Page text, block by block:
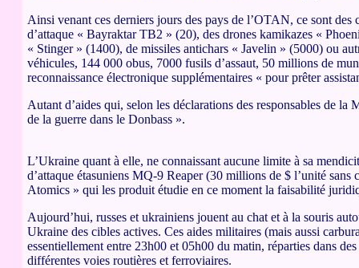
Ainsi venant ces derniers jours des pays de l’OTAN, ce sont
d’attaque « Bayraktar TB2 » (20), des drones kamikazes «
« Stinger » (1400), de missiles antichars « Javelin » (5000) ou
véhicules, 144 000 obus, 7000 fusils d’assaut, 50 millions de
reconnaissance électronique supplémentaires « pour prêter
Autant d’aides qui, selon les déclarations des responsables de
de la guerre dans le Donbass ».
L’Ukraine quant à elle, ne connaissant aucune limite à sa
d’attaque étasuniens MQ-9 Reaper (30 millions de $ l’unité
Atomics » qui les produit étudie en ce moment la faisabilité
Aujourd’hui, russes et ukrainiens jouent au chat et à la souris
Ukraine des cibles actives. Ces aides militaires (mais aussi
essentiellement entre 23h00 et 05h00 du matin, réparties dans
différentes voies routières et ferroviaires.